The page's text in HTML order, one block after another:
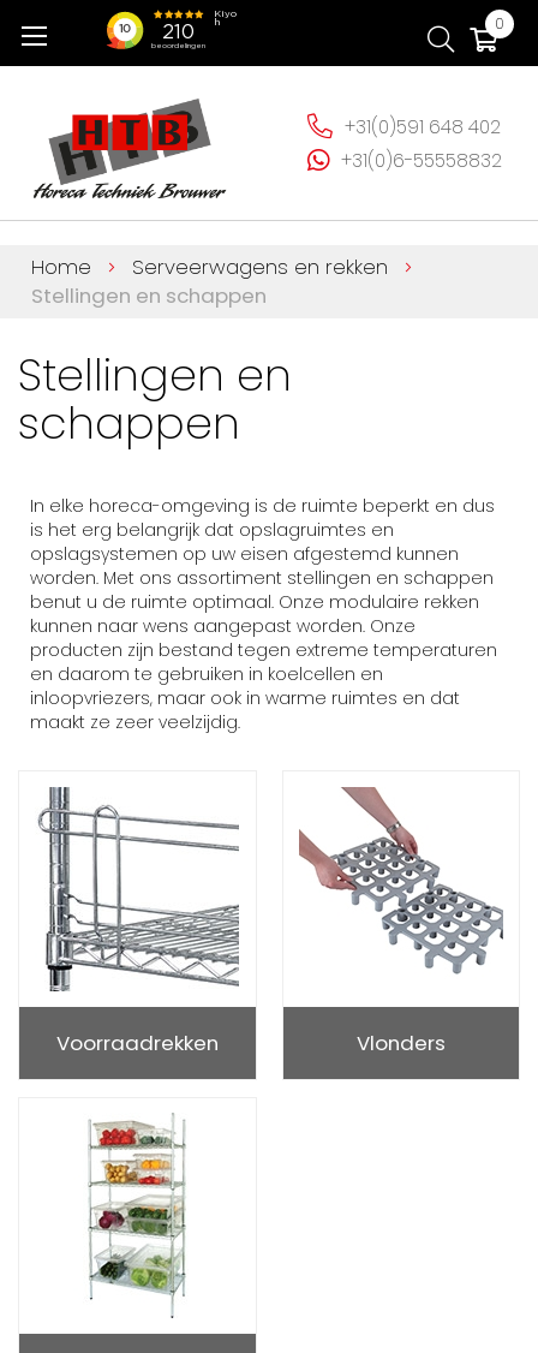
naar
0
+31(0)591 648 402
+31(0)6-55558832
Home
Serveerwagens en rekken
Stellingen en schappen
Stellingen en
schappen
In elke horeca-omgeving is de ruimte beperkt en dus
is het erg belangrijk dat opslagruimtes en
opslagsystemen op uw eisen afgestemd kunnen
worden. Met ons assortiment stellingen en schappen
benut u de ruimte optimaal. Onze modulaire rekken
kunnen naar wens aangepast worden. Onze
producten zijn bestand tegen extreme temperaturen
en daarom te gebruiken in koelcellen en
inloopvriezers, maar ook in warme ruimtes en dat
maakt ze zeer veelzijdig.
Voorraadrekken Vlonders